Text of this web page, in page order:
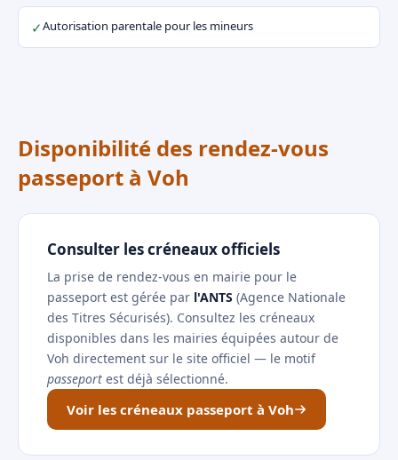
✓Autorisation parentale pour les mineurs
Disponibilité des rendez-vous
passeport à Voh
Consulter les créneaux officiels
La prise de rendez-vous en mairie pour le
passeport est gérée par l'ANTS (Agence Nationale
des Titres Sécurisés). Consultez les créneaux
disponibles dans les mairies équipées autour de
Voh directement sur le site officiel — le motif
passeport est déjà sélectionné.
Voir les créneaux passeport à Voh